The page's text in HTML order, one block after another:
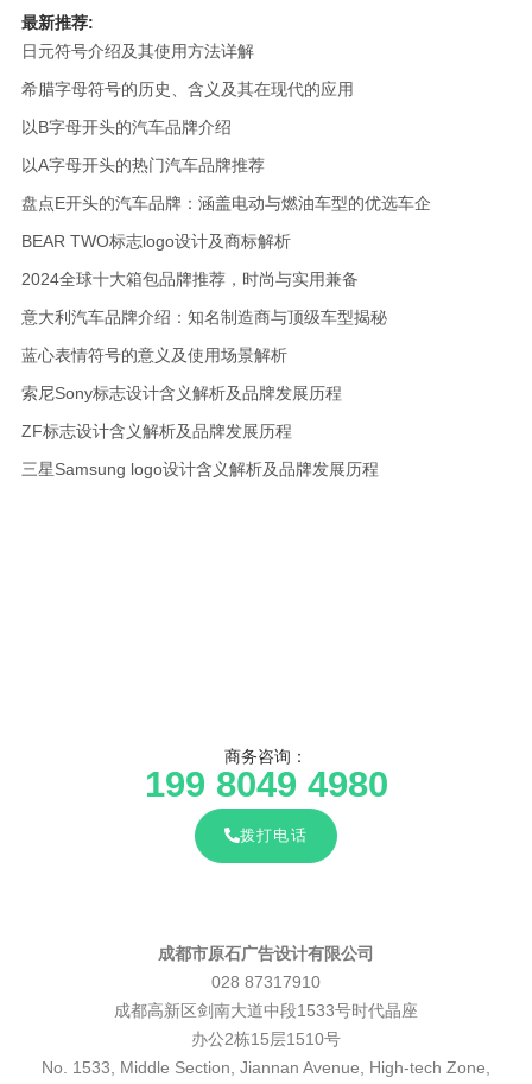
最新推荐:
日元符号介绍及其使用方法详解
希腊字母符号的历史、含义及其在现代的应用
以B字母开头的汽车品牌介绍
以A字母开头的热门汽车品牌推荐
盘点E开头的汽车品牌：涵盖电动与燃油车型的优选车企
BEAR TWO标志logo设计及商标解析
2024全球十大箱包品牌推荐，时尚与实用兼备
意大利汽车品牌介绍：知名制造商与顶级车型揭秘
蓝心表情符号的意义及使用场景解析
索尼Sony标志设计含义解析及品牌发展历程
ZF标志设计含义解析及品牌发展历程
三星Samsung logo设计含义解析及品牌发展历程
商务咨询：
199 8049 4980
拨打电话
成都市原石广告设计有限公司
028 87317910
成都高新区剑南大道中段1533号时代晶座
办公2栋15层1510号
No. 1533, Middle Section, Jiannan Avenue, High-tech Zone,